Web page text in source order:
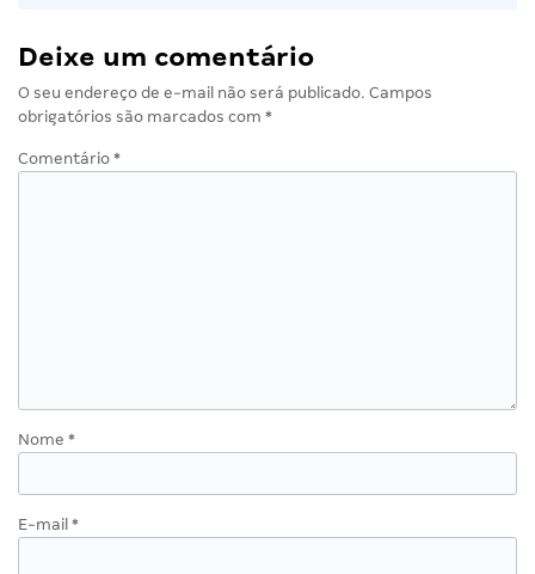
Deixe um comentário
O seu endereço de e-mail não será publicado. Campos
obrigatórios são marcados com *
Comentário *
Nome *
E-mail *